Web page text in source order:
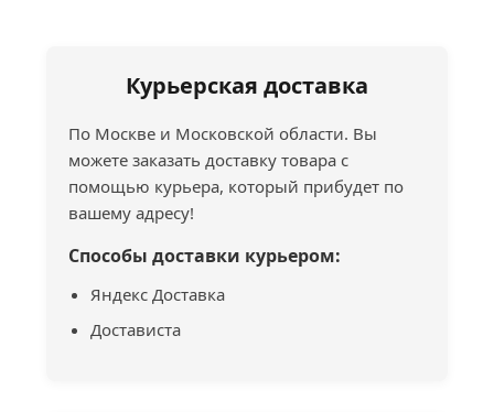
Курьерская доставка
По Москве и Московской области. Вы
можете заказать доставку товара с
помощью курьера, который прибудет по
вашему адресу!
Способы доставки курьером:
Яндекс Доставка
Достависта